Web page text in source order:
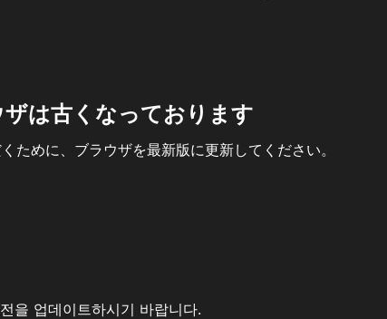
は古くなっております
ために、ブラウザを最新版に更新してください。
을 업데이트하시기 바랍니다.